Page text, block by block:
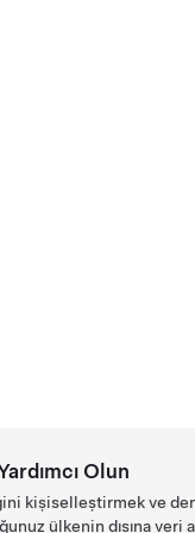
Olun
kişiselleştirmek ve
ülkenin dışına veri